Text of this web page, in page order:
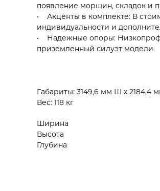
появление морщин, складок и
• Акценты в комплекте: В
индивидуальности и
• Надежные опоры:
приземленный силуэт модели.
Габариты: 3149,6 мм Ш x 2184,4
Вес: 118 кг
Ширина
Высота
Глубина